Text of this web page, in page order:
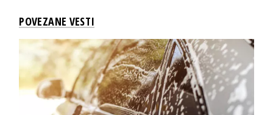
POVEZANE VESTI